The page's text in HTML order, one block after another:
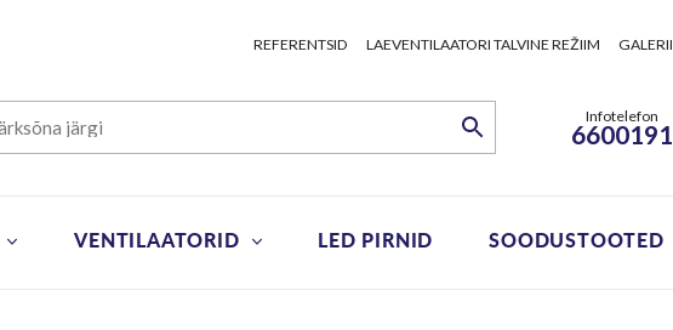
REFERENTSID LAEVENTILAATORI TALVINE REŽIIM GALERII
Infotelefon
6600191
VENTILAATORID LED PIRNID SOODUSTOOTED